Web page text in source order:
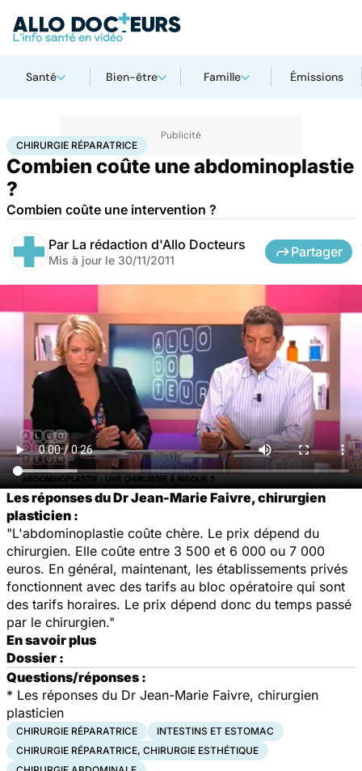
Santé Bien-être Famille Émissions
AccueilSantéMaladiesChirurgie réparatrice
CHIRURGIE RÉPARATRICE
Combien coûte une abdominoplastie
?
Combien coûte une intervention ?
Par La rédaction d'Allo Docteurs
Mis à jour le 30/11/2011
Partager
Les réponses du Dr Jean-Marie Faivre, chirurgien
plasticien :
"L'abdominoplastie coûte chère. Le prix dépend du
chirurgien. Elle coûte entre 3 500 et 6 000 ou 7 000
euros. En général, maintenant, les établissements privés
fonctionnent avec des tarifs au bloc opératoire qui sont
des tarifs horaires. Le prix dépend donc du temps passé
par le chirurgien."
En savoir plus
Dossier :
Questions/réponses :
* Les réponses du Dr Jean-Marie Faivre, chirurgien
plasticien
CHIRURGIE RÉPARATRICE
INTESTINS ET ESTOMAC
CHIRURGIE RÉPARATRICE, CHIRURGIE ESTHÉTIQUE